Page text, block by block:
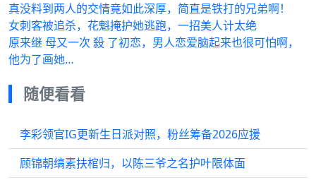
真没料到两人的交情竟如此深厚，简直是铁打的兄弟啊！
女刺客被追杀，花魁掩护她逃跑，一招美人计太绝
原来继 母又一次 殺 了初恋，男人恋爱脑起来也很可怕啊，
他为了画她…
随便看看
李彩领官IG更新生日派对照，粉丝筹备2026应援
顾锦朝缟素扶棺归，以陈三爷之名护叶限体面